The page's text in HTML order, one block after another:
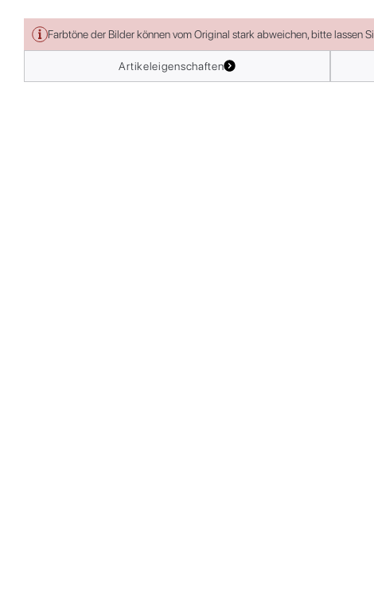
Farbtöne der Bilder können vom Original stark abweichen, bitte lassen
Artikeleigenschaften